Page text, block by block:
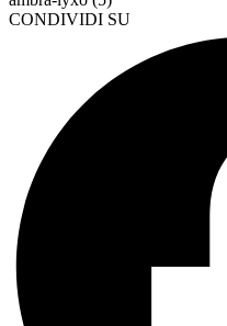
CONDIVIDI SU